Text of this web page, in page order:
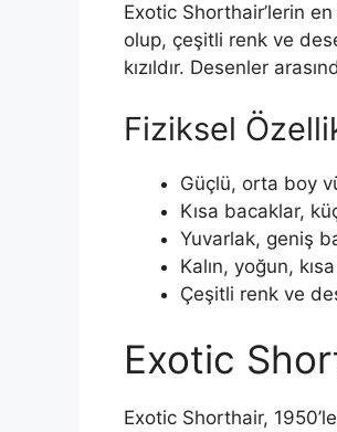
Exotic Shorthair’lerin
olup, çeşitli renk ve
kızıldır. Desenler
Fiziksel
Güçlü, orta boy
Kısa bacaklar,
Yuvarlak, geniş
Kalın, yoğun,
Çeşitli renk ve
Exotic
Exotic Shorthair,